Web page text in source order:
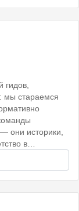
гидов,
мы стараемся
они историки,
в